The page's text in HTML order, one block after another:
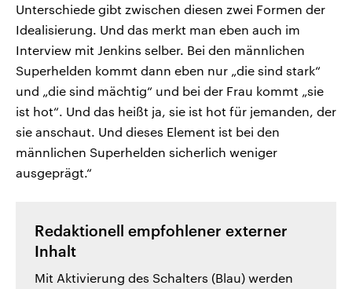
Unterschiede gibt zwischen diesen zwei Formen der
Idealisierung. Und das merkt man eben auch im
Interview mit Jenkins selber. Bei den männlichen
Superhelden kommt dann eben nur „die sind stark“
und „die sind mächtig“ und bei der Frau kommt „sie
ist hot“. Und das heißt ja, sie ist hot für jemanden, der
sie anschaut. Und dieses Element ist bei den
männlichen Superhelden sicherlich weniger
ausgeprägt.“
Redaktionell empfohlener externer
Inhalt
Mit Aktivierung des Schalters (Blau) werden